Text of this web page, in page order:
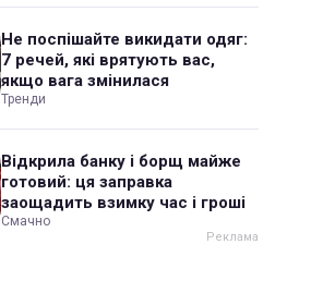
Не поспішайте викидати одяг:
7 речей, які врятують вас,
якщо вага змінилася
Тренди
Відкрила банку і борщ майже
готовий: ця заправка
заощадить взимку час і гроші
Смачно